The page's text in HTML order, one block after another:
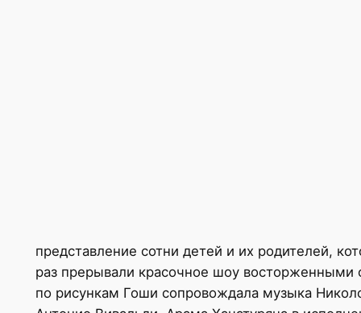
представление сотни детей и их родителей,
раз прерывали красочное шоу восторженными
по рисункам Гоши сопровождала музыка